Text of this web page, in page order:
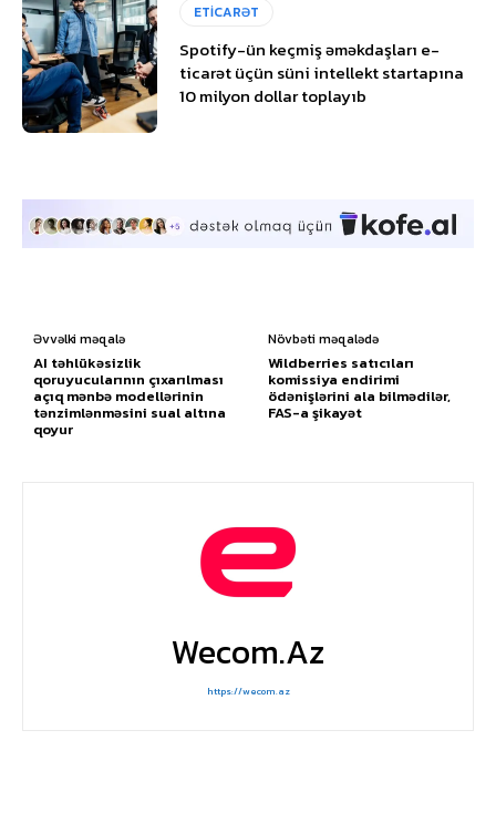
ETİCARƏT
Spotify-ün keçmiş əməkdaşları e-
ticarət üçün süni intellekt startapına
10 milyon dollar toplayıb
Əvvəlki məqalə
AI təhlükəsizlik
qoruyucularının çıxarılması
açıq mənbə modellərinin
tənzimlənməsini sual altına
qoyur
Növbəti məqalədə
Wildberries satıcıları
komissiya endirimi
ödənişlərini ala bilmədilər,
FAS-a şikayət
Wecom.az
https://wecom.az